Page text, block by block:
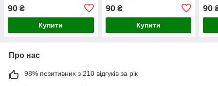
90 ₴
Купити
90₴
Купити
90
Про нас
98% позитивних з 210 відгуків за рік